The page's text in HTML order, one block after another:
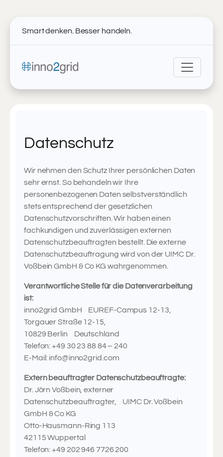
Smart denken. Besser handeln.
Datenschutz
Wir nehmen den Schutz Ihrer persönlichen Daten
sehr ernst. So behandeln wir Ihre
personenbezogenen Daten selbstverständlich
stets entsprechend der gesetzlichen
Datenschutzvorschriften. Wir haben einen
fachkundigen und zuverlässigen externen
Datenschutzbeauftragten bestellt. Die externe
Datenschutzbeauftragung wird von der UIMC Dr.
Voßbein GmbH & Co KG wahrgenommen.
Verantwortliche Stelle für die Datenverarbeitung
ist:
inno2grid GmbH EUREF-Campus 12-13,
Torgauer Straße 12-15,
10829 Berlin Deutschland
Telefon: +49 30 23 88 84 – 240
E-Mail: info@inno2grid.com
Extern beauftragter Datenschutzbeauftragte:
Dr. Jörn Voßbein, externer
Datenschutzbeauftragter, UIMC Dr. Voßbein
GmbH & Co KG
Otto-Hausmann-Ring 113
42115 Wuppertal
Telefon: +49 202 946 7726 200